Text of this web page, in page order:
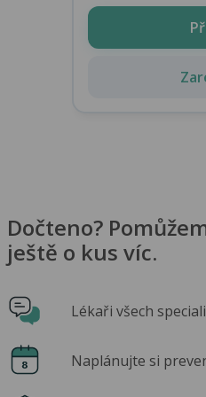
Dočteno?
ještě o kus víc.
Lékaři všech
Naplánujte si